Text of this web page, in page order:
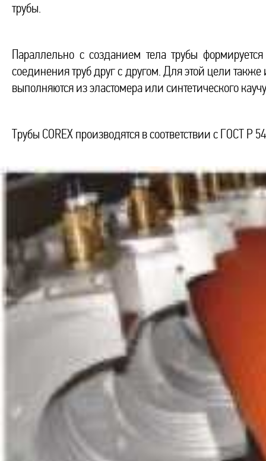
трубы.
Параллельно с созданием тела трубы
соединения труб друг с другом. Для этой цели
выполняются из эластомера или синтетического
Трубы COREX производятся в соответствии с ГОСТ Р